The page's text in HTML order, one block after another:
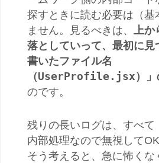
探すときに読む必要は（基
ません。見るべきは、
上
落としていって、最初に見
書いたファイル名
（UserProfile.jsx）
のです。
残りの長いログは、すべて
内部処理なので無視して
そう考えると、急に怖くな